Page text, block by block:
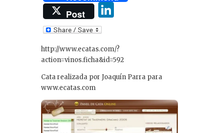
Post
k
e
dI
http://www.ecatas.com/?
action=vinos.ficha&id=592
Cata realizada por Joaquín Parra para
www.ecatas.com